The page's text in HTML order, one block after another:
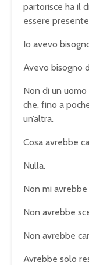
partorisce ha il
essere
Io avevo
Avevo bisogno
Non di un
che, fino a
un’altra.
Cosa avrebbe
Nulla.
Non mi
Non avrebbe
Non avrebbe
Avrebbe solo